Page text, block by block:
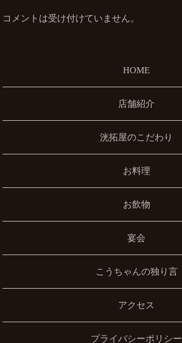
コメントは受け付けていません。
HOME
店舗紹介
洸拓屋のこだわり
お料理
お飲物
宴会
こうちゃんの独り言
アクセス
プライバシーポリシー